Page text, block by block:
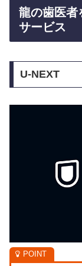
龍の歯医者
サービス
U-NEXT